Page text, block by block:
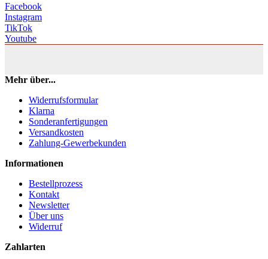
Facebook
Instagram
TikTok
Youtube
Mehr über...
Widerrufsformular
Klarna
Sonderanfertigungen
Versandkosten
Zahlung-Gewerbekunden
Informationen
Bestellprozess
Kontakt
Newsletter
Über uns
Widerruf
Zahlarten